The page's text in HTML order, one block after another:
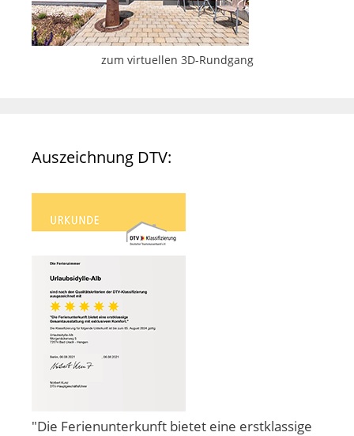
zum virtuellen 3D-Rundgang
Auszeichnung DTV:
"Die Ferienunterkunft bietet eine erstklassige